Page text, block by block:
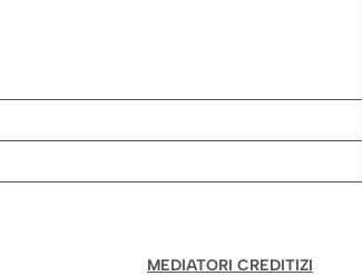
MEDIATORI CREDITIZI